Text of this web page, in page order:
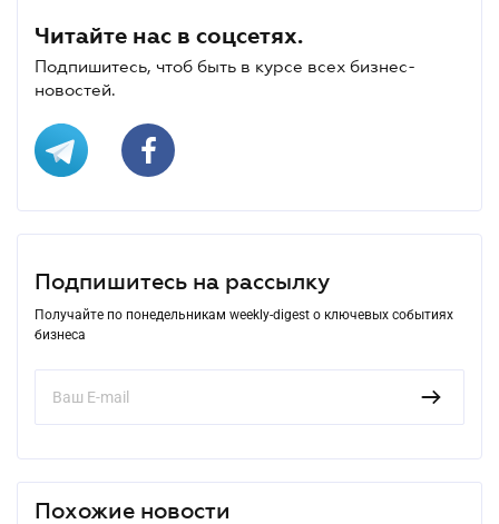
Читайте нас в соцсетях.
Подпишитесь, чтоб быть в курсе всех бизнес-
новостей.
Подпишитесь на рассылку
Получайте по понедельникам weekly-digest о ключевых событиях
бизнеса
Похожие новости